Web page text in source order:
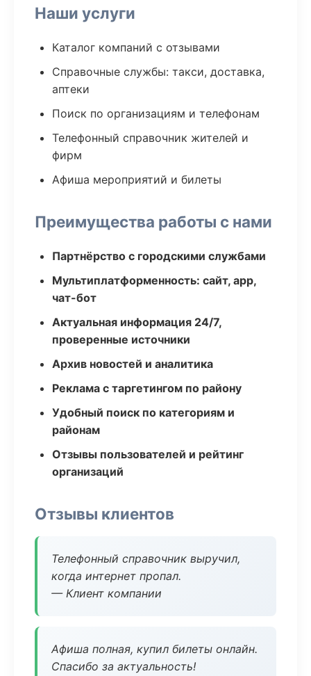
Наши услуги
Каталог компаний с отзывами
Справочные службы: такси, доставка,
аптеки
Поиск по организациям и телефонам
Телефонный справочник жителей и
фирм
Афиша мероприятий и билеты
Преимущества работы с нами
Партнёрство с городскими службами
Мультиплатформенность: сайт, app,
чат-бот
Актуальная информация 24/7,
проверенные источники
Архив новостей и аналитика
Реклама с таргетингом по району
Удобный поиск по категориям и
районам
Отзывы пользователей и рейтинг
организаций
Отзывы клиентов
Телефонный справочник выручил,
когда интернет пропал.
— Клиент компании
Афиша полная, купил билеты онлайн.
Спасибо за актуальность!